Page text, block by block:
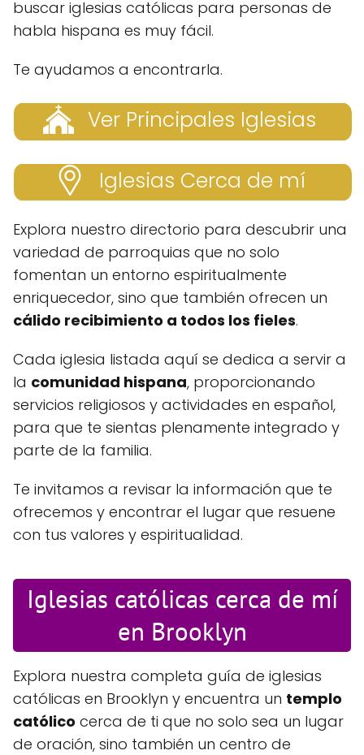
buscar iglesias católicas para personas de
habla hispana es muy fácil.
Te ayudamos a encontrarla.
Ver Principales Iglesias
Iglesias Cerca de mí
Explora nuestro directorio para descubrir una
variedad de parroquias que no solo
fomentan un entorno espiritualmente
enriquecedor, sino que también ofrecen un
cálido recibimiento a todos los fieles.
Cada iglesia listada aquí se dedica a servir a
la comunidad hispana, proporcionando
servicios religiosos y actividades en español,
para que te sientas plenamente integrado y
parte de la familia.
Te invitamos a revisar la información que te
ofrecemos y encontrar el lugar que resuene
con tus valores y espiritualidad.
Iglesias católicas cerca de mí
en Brooklyn
Explora nuestra completa guía de iglesias
católicas en Brooklyn y encuentra un templo
católico cerca de ti que no solo sea un lugar
de oración, sino también un centro de